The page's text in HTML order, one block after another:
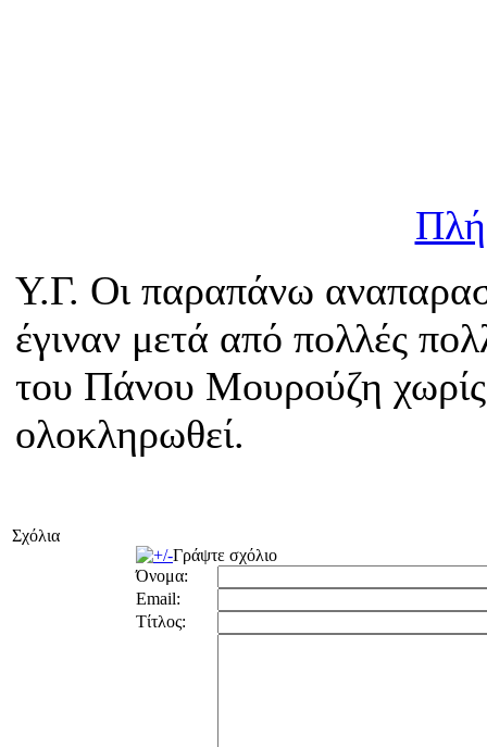
Υ.Γ. Οι παραπάνω
έγιναν μετά από πολλές
του Πάνου Μουρούζη χωρίς
ολοκληρωθεί.
Σχόλια
Γράψτε σχόλιο
Όνομα:
Email:
Τίτλος: